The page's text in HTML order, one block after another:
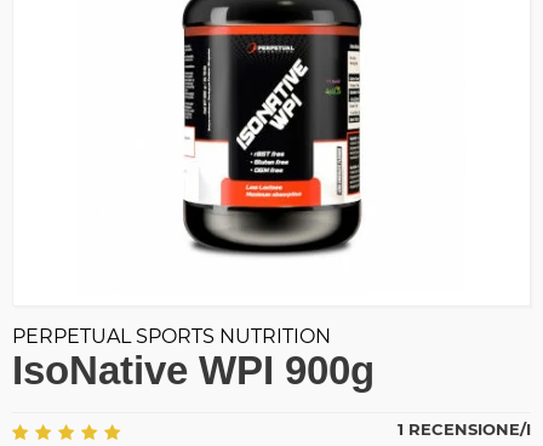
PERPETUAL SPORTS NUTRITION
IsoNative WPI 900g
1 RECENSIONE/I